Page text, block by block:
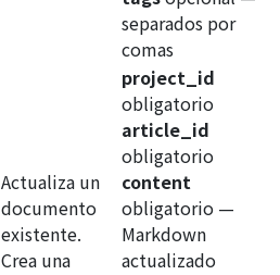
separados por
comas
Actualiza un
documento
existente.
Crea una
project_id
obligatorio
article_id
obligatorio
content
obligatorio —
Markdown
actualizado